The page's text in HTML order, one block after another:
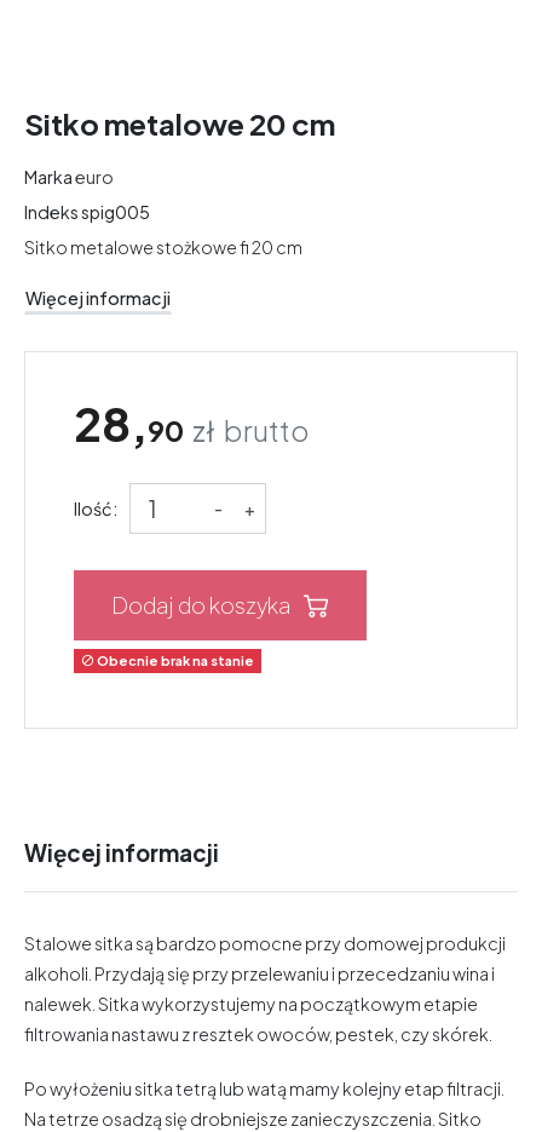
Sitko metalowe 20 cm
Markaeuro
Indeksspig005
Sitko metalowe stożkowe fi 20 cm
Więcej informacji
28,90 zł brutto
Ilość: - +
Dodaj do koszyka
 Obecnie brak na stanie
Więcej informacji
Stalowe sitka są bardzo pomocne przy domowej produkcji
alkoholi. Przydają się przy przelewaniu i przecedzaniu wina i
nalewek. Sitka wykorzystujemy na początkowym etapie
filtrowania nastawu z resztek owoców, pestek, czy skórek.
Po wyłożeniu sitka tetrą lub watą mamy kolejny etap filtracji.
Na tetrze osadzą się drobniejsze zanieczyszczenia. Sitko